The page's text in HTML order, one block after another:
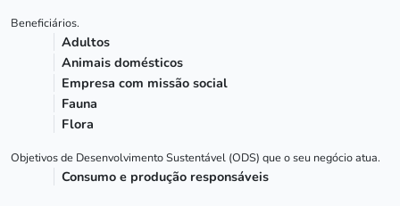
Beneficiários.
Adultos
Animais domésticos
Empresa com missão social
Fauna
Flora
Objetivos de Desenvolvimento Sustentável (ODS) que o seu negócio atua.
Consumo e produção responsáveis